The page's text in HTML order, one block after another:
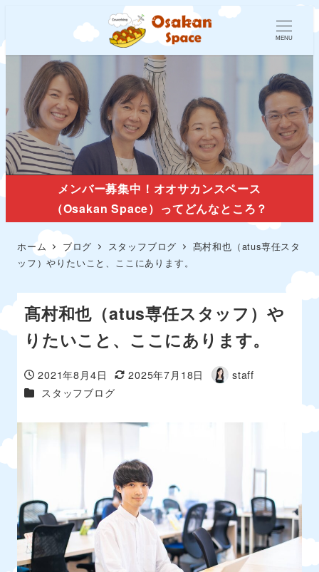
MENU
スタッフブログ
メンバー募集中！オオサカンスペース
（Osakan Space）ってどんなところ？
ホーム ブログ スタッフブログ
髙村和也（atus専任スタ
ッフ）やりたいこと、ここにあります。
髙村和也（atus専任スタッフ）や
りたいこと、ここにあります。
投稿日
2021年8月4日
更新日
2025年7月18日
著
staff
カテゴリー
スタッフブログ